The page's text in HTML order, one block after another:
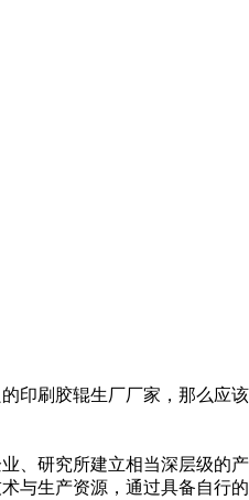
印刷胶辊生厂厂家，那么应该
、研究所建立相当深层级的产
与生产资源，通过具备自行的